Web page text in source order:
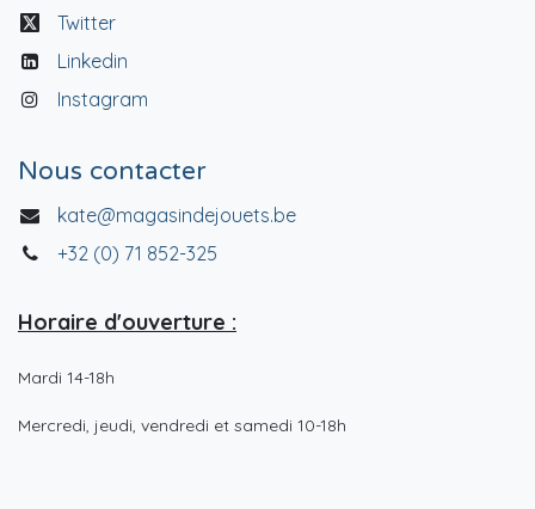
Twitter
Linkedin
Instagram
Nous contacter
kate@magasindejouets.be
+32 (0) 71 852-325
Horaire d'ouverture :
Mardi 14-18h
Mercredi, jeudi, vendredi et samedi 10-18h